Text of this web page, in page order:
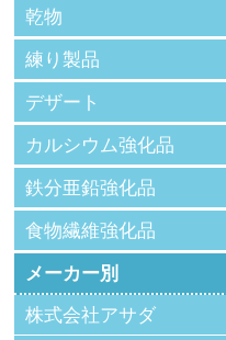
乾物
練り製品
デザート
カルシウム強化品
鉄分亜鉛強化品
食物繊維強化品
メーカー別
株式会社アサダ